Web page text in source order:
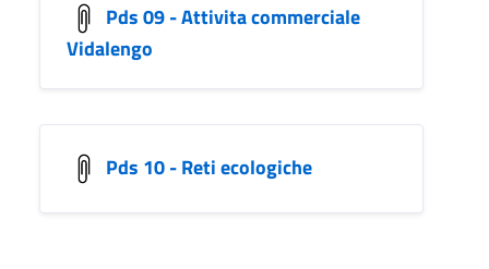
Pds 09 - Attivita commerciale
Vidalengo
Pds 10 - Reti ecologiche